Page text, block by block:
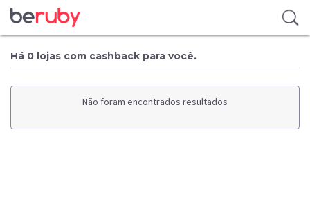
Há 0 lojas com cashback para você.
Não foram encontrados resultados